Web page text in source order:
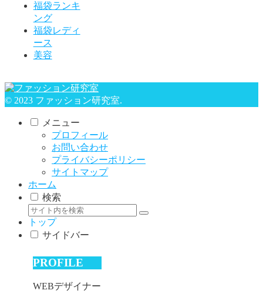
福袋ランキ
ング
福袋レディ
ース
美容
© 2023 ファッション研究室.
メニュー
プロフィール
お問い合わせ
プライバシーポリシー
サイトマップ
ホーム
検索
トップ
サイドバー
PROFILE
WEBデザイナー